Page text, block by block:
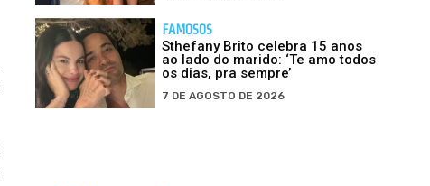
FAMOSOS
Sthefany Brito celebra 15 anos
ao lado do marido: ‘Te amo todos
os dias, pra sempre’
7 DE AGOSTO DE 2026